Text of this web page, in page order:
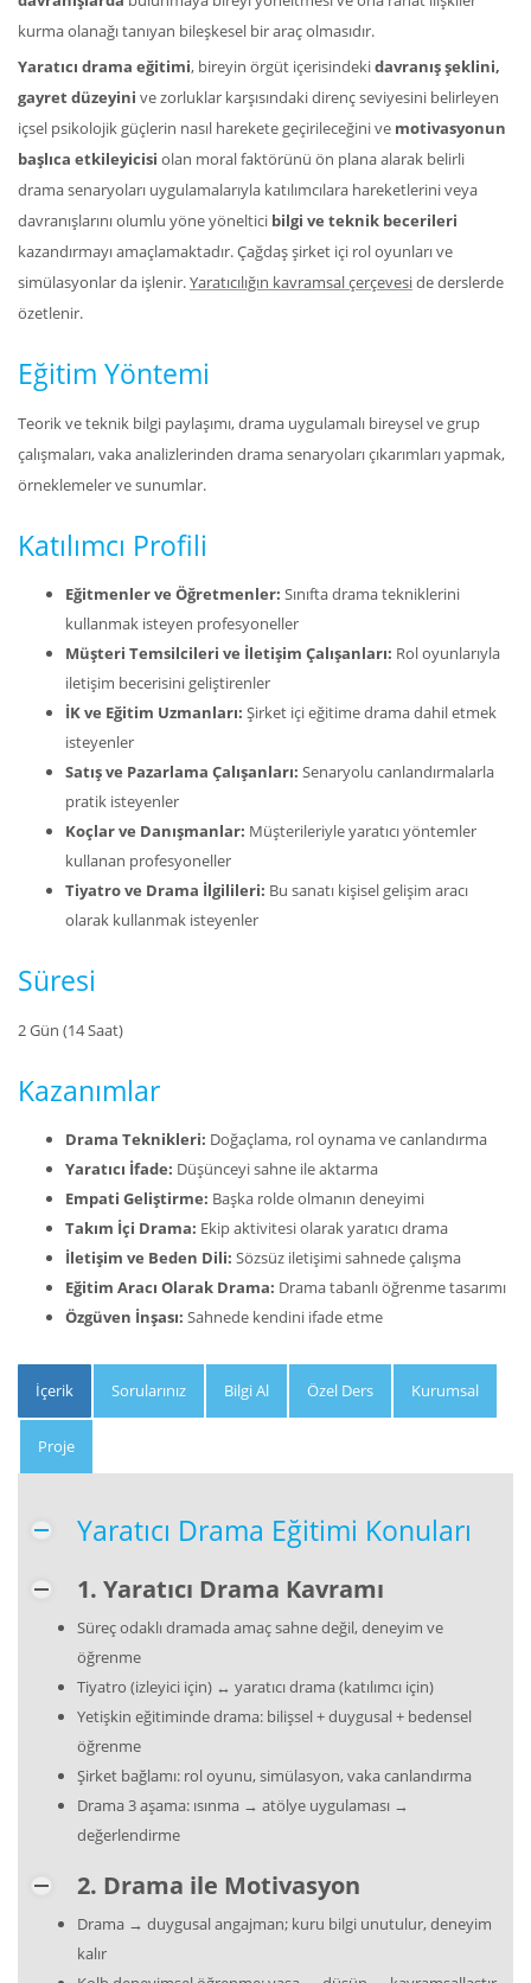
kurma olanağı tanıyan bileşkesel bir araç olmasıdır.
Yaratıcı drama eğitimi, bireyin örgüt içerisindekidavranış şeklini,
gayret düzeyini ve zorluklar karşısındaki direnç seviyesini belirleyen
içsel psikolojik güçlerin nasıl harekete geçirileceğini ve motivasyonun
başlıca etkileyicisi olan moral faktörünü ön plana alarak belirli
drama senaryoları uygulamalarıyla katılımcılara hareketlerini veya
davranışlarını olumlu yöne yöneltici bilgi ve teknik becerileri
kazandırmayı amaçlamaktadır. Çağdaş şirket içi rol oyunları ve
simülasyonlar da işlenir.Yaratıcılığın kavramsal çerçeveside derslerde
özetlenir.
Eğitim Yöntemi
Teorik ve teknik bilgi paylaşımı, drama uygulamalı bireysel ve grup
çalışmaları, vaka analizlerinden drama senaryoları çıkarımları yapmak,
örneklemeler ve sunumlar.
Katılımcı Profili
Eğitmenler ve Öğretmenler: Sınıfta drama tekniklerini
kullanmak isteyen profesyoneller
Müşteri Temsilcileri ve İletişim Çalışanları: Rol oyunlarıyla
iletişim becerisini geliştirenler
İK ve Eğitim Uzmanları: Şirket içi eğitime drama dahil etmek
isteyenler
Satış ve Pazarlama Çalışanları: Senaryolu canlandırmalarla
pratik isteyenler
Koçlar ve Danışmanlar: Müşterileriyle yaratıcı yöntemler
kullanan profesyoneller
Tiyatro ve Drama İlgilileri: Bu sanatı kişisel gelişim aracı
olarak kullanmak isteyenler
Süresi
2 Gün (14 Saat)
Kazanımlar
Drama Teknikleri: Doğaçlama, rol oynama ve canlandırma
Yaratıcı İfade: Düşünceyi sahne ile aktarma
Empati Geliştirme: Başka rolde olmanın deneyimi
Takım İçi Drama: Ekip aktivitesi olarak yaratıcı drama
İletişim ve Beden Dili: Sözsüz iletişimi sahnede çalışma
Eğitim Aracı Olarak Drama: Drama tabanlı öğrenme tasarımı
Özgüven İnşası: Sahnede kendini ifade etme
İçerik Sorularınız Bilgi Al Özel Ders Kurumsal
Proje
Yaratıcı Drama Eğitimi Konuları
1. Yaratıcı Drama Kavramı
Süreç odaklı dramada amaç sahne değil, deneyim ve
öğrenme
Tiyatro (izleyici için) ↔ yaratıcı drama (katılımcı için)
Yetişkin eğitiminde drama: bilişsel + duygusal + bedensel
öğrenme
Şirket bağlamı: rol oyunu, simülasyon, vaka canlandırma
Drama 3 aşama: ısınma → atölye uygulaması →
değerlendirme
2. Drama ile Motivasyon
Drama → duygusal angajman; kuru bilgi unutulur, deneyim
kalır